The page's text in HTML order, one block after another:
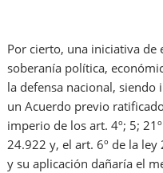
Por cierto, una iniciativa de
soberanía política,
la defensa nacional,
un Acuerdo previo
imperio de los art. 4º; 5;
24.922 y, el art. 6º de la
y su aplicación dañaría el